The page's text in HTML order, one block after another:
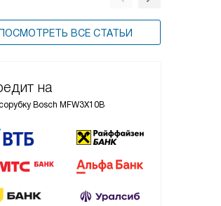
ПОСМОТРЕТЬ ВСЕ СТАТЬИ
на
Bosch MFW3X10B